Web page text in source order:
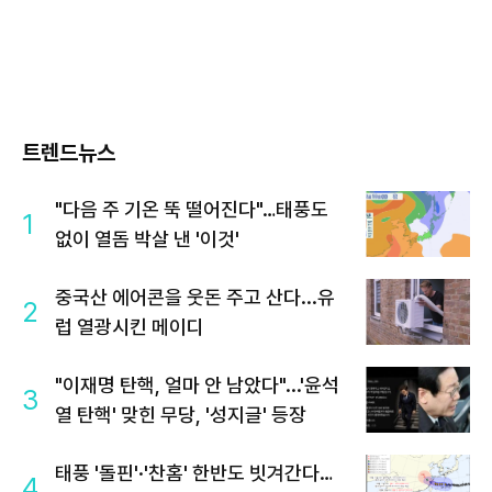
트렌드뉴스
1
"다음 주 기온 뚝 떨어진다"…태풍도
없이 열돔 박살 낸 '이것'
2
중국산 에어콘을 웃돈 주고 산다...유
럽 열광시킨 메이디
3
"이재명 탄핵, 얼마 안 남았다"...'윤석
열 탄핵' 맞힌 무당, '성지글' 등장
태풍 '돌핀'·'찬홈' 한반도 빗겨간다…